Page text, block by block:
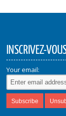
INSCRIVEZ-
Your email: